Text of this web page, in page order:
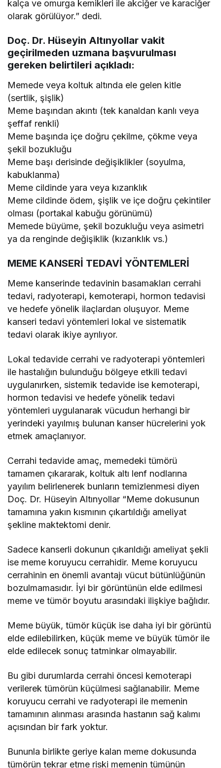
kalça ve omurga kemikleri ile akciğer ve karaciğer
olarak görülüyor.” dedi.
Doç. Dr. Hüseyin Altınyollar vakit
geçirilmeden uzmana başvurulması
gereken belirtileri açıkladı:
Memede veya koltuk altında ele gelen kitle
(sertlik, şişlik)
Meme başından akıntı (tek kanaldan kanlı veya
şeffaf renkli)
Meme başında içe doğru çekilme, çökme veya
şekil bozukluğu
Meme başı derisinde değişiklikler (soyulma,
kabuklanma)
Meme cildinde yara veya kızarıklık
Meme cildinde ödem, şişlik ve içe doğru çekintiler
olması (portakal kabuğu görünümü)
Memede büyüme, şekil bozukluğu veya asimetri
ya da renginde değişiklik (kızarıklık vs.)
MEME KANSERİ TEDAVİ YÖNTEMLERİ
Meme kanserinde tedavinin basamakları cerrahi
tedavi, radyoterapi, kemoterapi, hormon tedavisi
ve hedefe yönelik ilaçlardan oluşuyor. Meme
kanseri tedavi yöntemleri lokal ve sistematik
tedavi olarak ikiye ayrılıyor.
Lokal tedavide cerrahi ve radyoterapi yöntemleri
ile hastalığın bulunduğu bölgeye etkili tedavi
uygulanırken, sistemik tedavide ise kemoterapi,
hormon tedavisi ve hedefe yönelik tedavi
yöntemleri uygulanarak vücudun herhangi bir
yerindeki yayılmış bulunan kanser hücrelerini yok
etmek amaçlanıyor.
Cerrahi tedavide amaç, memedeki tümörü
tamamen çıkararak, koltuk altı lenf nodlarına
yayılım belirlenerek bunların temizlenmesi diyen
Doç. Dr. Hüseyin Altınyollar “Meme dokusunun
tamamına yakın kısmının çıkartıldığı ameliyat
şekline maktektomi denir.
Sadece kanserli dokunun çıkarıldığı ameliyat şekli
ise meme koruyucu cerrahidir. Meme koruyucu
cerrahinin en önemli avantajı vücut bütünlüğünün
bozulmamasıdır. İyi bir görüntünün elde edilmesi
meme ve tümör boyutu arasındaki ilişkiye bağlıdır.
Meme büyük, tümör küçük ise daha iyi bir görüntü
elde edilebilirken, küçük meme ve büyük tümör ile
elde edilecek sonuç tatminkar olmayabilir.
Bu gibi durumlarda cerrahi öncesi kemoterapi
verilerek tümörün küçülmesi sağlanabilir. Meme
koruyucu cerrahi ve radyoterapi ile memenin
tamamının alınması arasında hastanın sağ kalımı
açısından bir fark yoktur.
Bununla birlikte geriye kalan meme dokusunda
tümörün tekrar etme riski memenin tümünün